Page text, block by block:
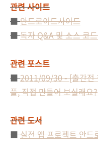
관련 사이트
■안드로이드사이드
■독자 Q&A 및 소스 코
관련 포스트
■2011/09/30 - [출간전
플, 직접 만들어 보실래요?
관련 도서
■실전 앱 프로젝트 안드